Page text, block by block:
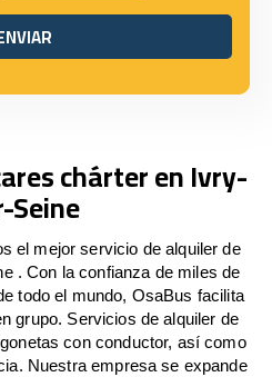
chárter en Ivry-
Seine
el mejor servicio de alquiler de
. Con la confianza de miles de
todo el mundo, OsaBus facilita
grupo. Servicios de alquiler de
con conductor, así como
Nuestra empresa se expande